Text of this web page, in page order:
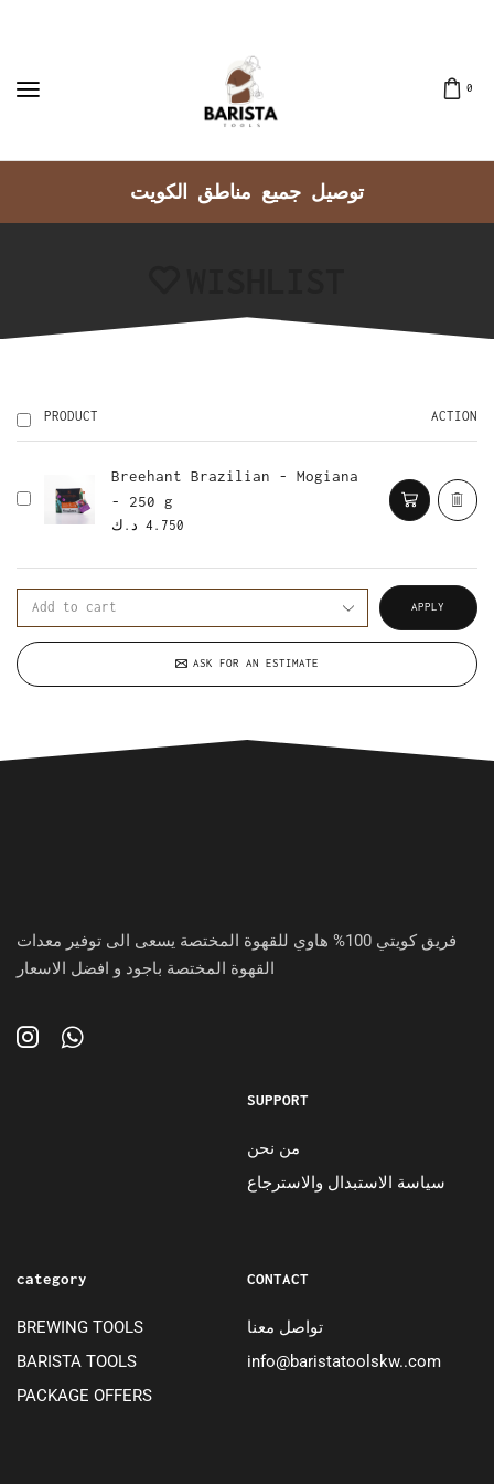
0
توصيل جميع مناطق الكويت
PRODUCT ACTION
Breehant Brazilian - Mogiana
- 250 g
4.750 د.ك
APPLY
ASK FOR AN ESTIMATE
فريق كويتي 100% هاوي للقهوة المختصة يسعى الى توفير معدات
القهوة المختصة باجود و افضل الاسعار
SUPPORT
من نحن
سياسة الاستبدال والاسترجاع
category
BREWING TOOLS
BARISTA TOOLS
PACKAGE OFFERS
CONTACT
تواصل معنا
info@baristatoolskw..com